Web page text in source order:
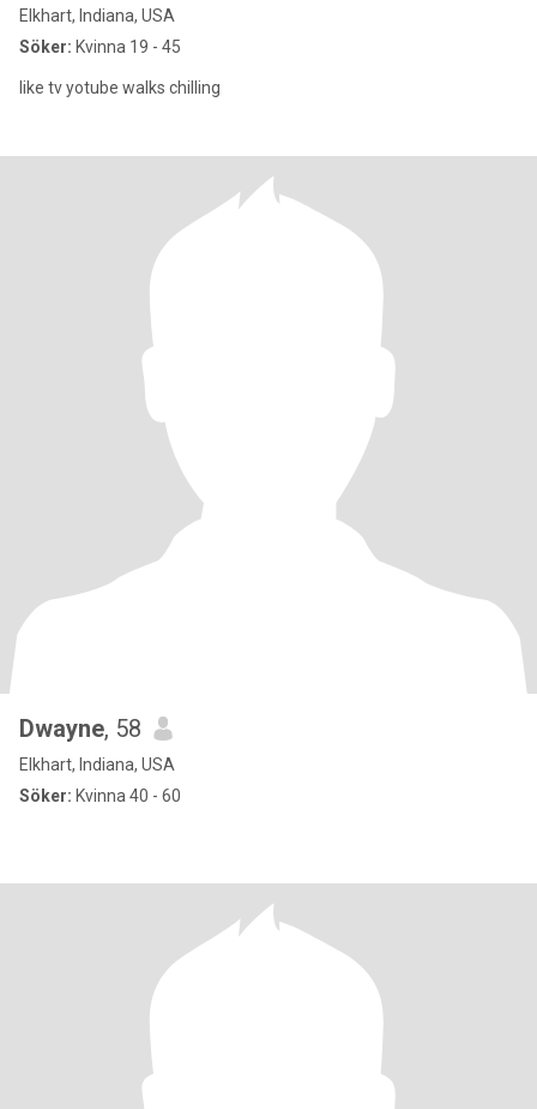
Elkhart, Indiana, USA
Söker: Kvinna 19 - 45
like tv yotube walks chilling
Dwayne, 58
Elkhart, Indiana, USA
Söker: Kvinna 40 - 60